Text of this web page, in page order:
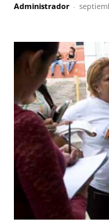
Administrador -